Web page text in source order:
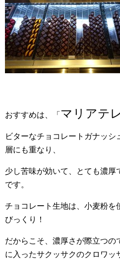
おすすめは、「 マリアテ
ビターなチョコレートガナッ
層にも重なり、
少し苦味が効いて、とても濃厚
です。
チョコレート生地は、小麦粉を
びっくり！
だからこそ、濃厚さが際立つの
に入ったサクッサクのクロワッ